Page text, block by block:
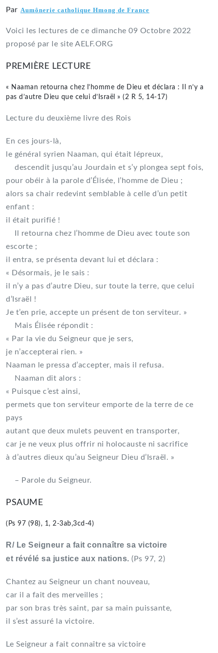
Par Aumônerie catholique Hmong de France
Voici les lectures de ce dimanche 09 Octobre 2022
proposé par le site AELF.ORG
PREMIÈRE LECTURE
« Naaman retourna chez l’homme de Dieu et déclara : Il n’y a
pas d’autre Dieu que celui d’Israël » (2 R 5, 14-17)
Lecture du deuxième livre des Rois
En ces jours-là,
le général syrien Naaman, qui était lépreux,
descendit jusqu’au Jourdain et s’y plongea sept fois,
pour obéir à la parole d’Élisée, l’homme de Dieu ;
alors sa chair redevint semblable à celle d’un petit
enfant :
il était purifié !
Il retourna chez l’homme de Dieu avec toute son
escorte ;
il entra, se présenta devant lui et déclara :
« Désormais, je le sais :
il n’y a pas d’autre Dieu, sur toute la terre, que celui
d’Israël !
Je t’en prie, accepte un présent de ton serviteur. »
Mais Élisée répondit :
« Par la vie du Seigneur que je sers,
je n’accepterai rien. »
Naaman le pressa d’accepter, mais il refusa.
Naaman dit alors :
« Puisque c’est ainsi,
permets que ton serviteur emporte de la terre de ce
pays
autant que deux mulets peuvent en transporter,
car je ne veux plus offrir ni holocauste ni sacrifice
à d’autres dieux qu’au Seigneur Dieu d’Israël. »
– Parole du Seigneur.
PSAUME
(Ps 97 (98), 1, 2-3ab,3cd-4)
R/ Le Seigneur a fait connaître sa victoire
et révélé sa justice aux nations. (Ps 97, 2)
Chantez au Seigneur un chant nouveau,
car il a fait des merveilles ;
par son bras très saint, par sa main puissante,
il s’est assuré la victoire.
Le Seigneur a fait connaître sa victoire